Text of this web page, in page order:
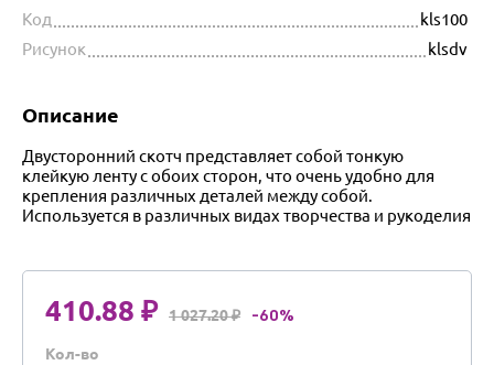
Код
kls100
Рисунок
klsdv
Описание
Двусторонний скотч представляет собой тонкую
клейкую ленту с обоих сторон, что очень удобно для
крепления различных деталей между собой.
Используется в различных видах творчества и рукоделия
410.88 ₽ 1 027.20 ₽ -60%
Кол-во